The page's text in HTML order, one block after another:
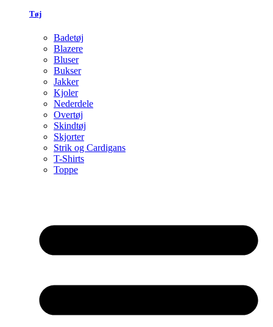
Tøj
Badetøj
Blazere
Bluser
Bukser
Jakker
Kjoler
Nederdele
Overtøj
Skindtøj
Skjorter
Strik og Cardigans
T-Shirts
Toppe